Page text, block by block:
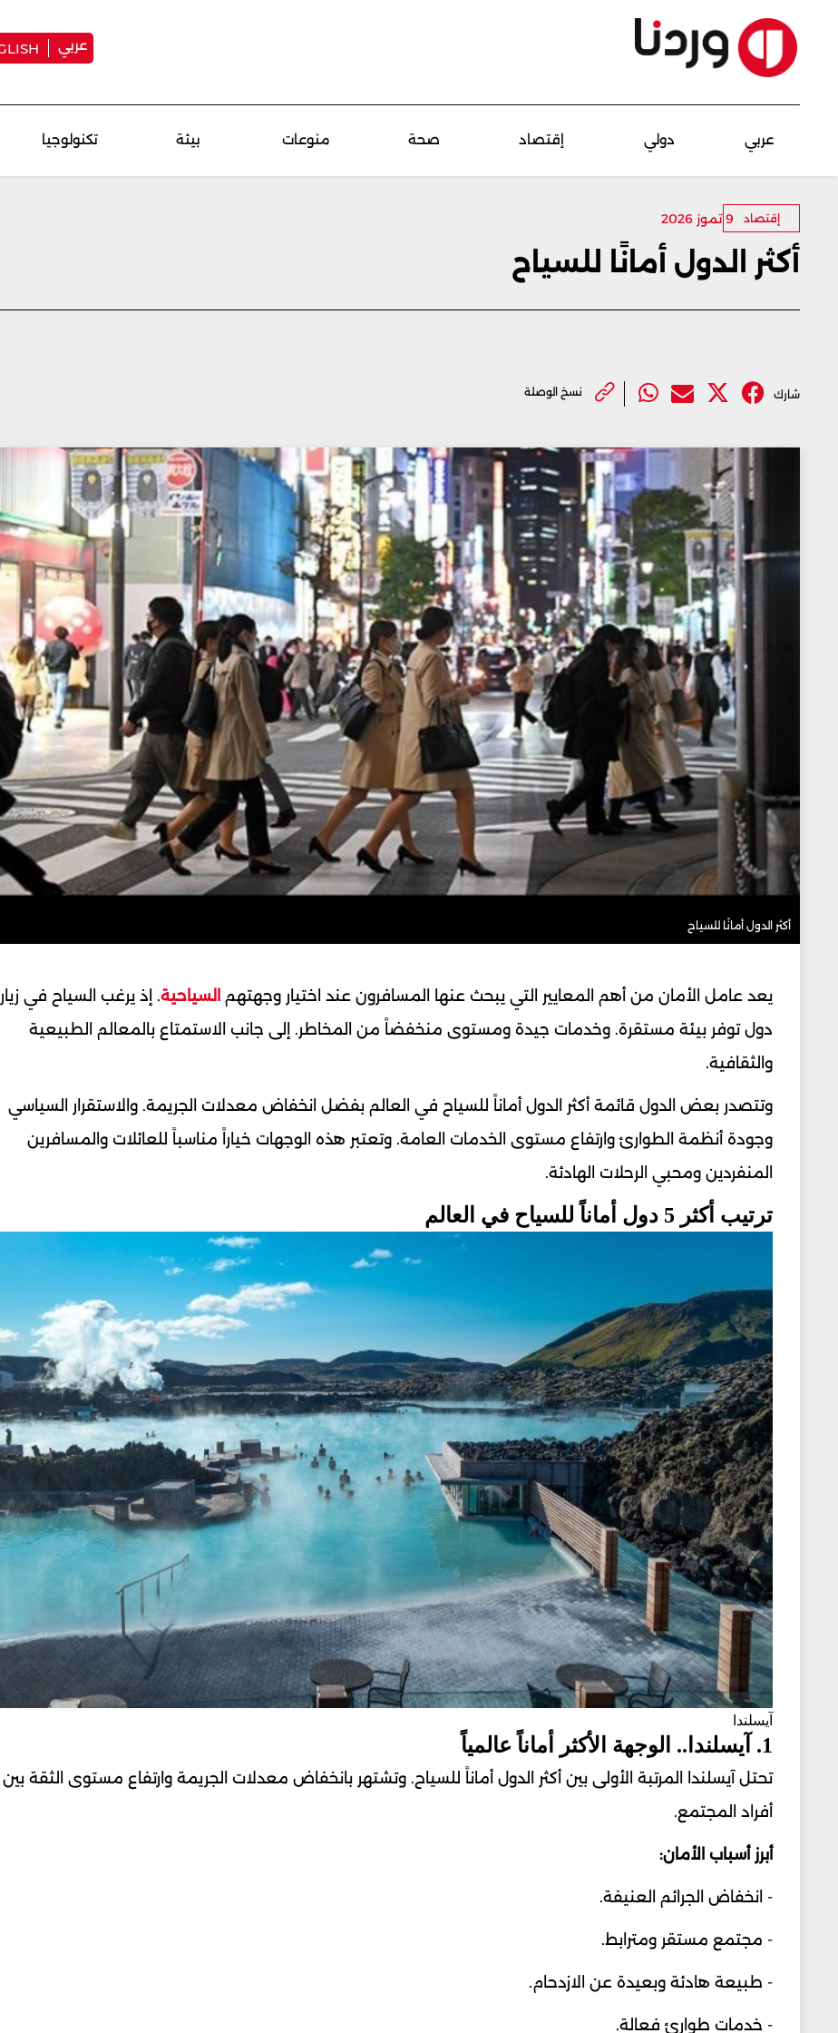
عربي
عربي دولي إقتصاد صحة منوعات بيئة تكنولوجيا
إقتصاد 9 تموز 2026
أكثر الدول أمانًا للسياح
شارك نسخ الوصلة
أكثر الدول أمانًا للسياح
يعد عامل الأمان من أهم المعايير التي يبحث عنها المسافرون عند اختيار وجهتهم السياحية. إذ يرغب السياح في
دول توفر بيئة مستقرة. وخدمات جيدة ومستوى منخفضاً من المخاطر. إلى جانب الاستمتاع بالمعالم الطبيعية
والثقافية.
وتتصدر بعض الدول قائمة أكثر الدول أماناً للسياح في العالم بفضل انخفاض معدلات الجريمة. والاستقرار السياسي
وجودة أنظمة الطوارئ وارتفاع مستوى الخدمات العامة. وتعتبر هذه الوجهات خياراً مناسباً للعائلات والمسافرين
المنفردين ومحبي الرحلات الهادئة.
ترتيب أكثر 5 دول أماناً للسياح في العالم
آيسلندا
1. آيسلندا.. الوجهة الأكثر أماناً عالمياً
تحتل آيسلندا المرتبة الأولى بين أكثر الدول أماناً للسياح. وتشتهر بانخفاض معدلات الجريمة وارتفاع مستوى الثقة بين
أفراد المجتمع.
أبرز أسباب الأمان:
- انخفاض الجرائم العنيفة.
- مجتمع مستقر ومترابط.
- طبيعة هادئة وبعيدة عن الازدحام.
- خدمات طوارئ فعالة.